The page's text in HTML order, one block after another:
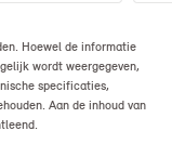
Hoewel de informatie
wordt weergegeven,
specificaties,
Aan de inhoud van